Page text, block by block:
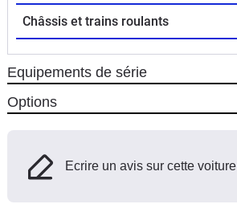
Châssis et trains roulants
Equipements de série
Options
Ecrire un avis sur cette voiture